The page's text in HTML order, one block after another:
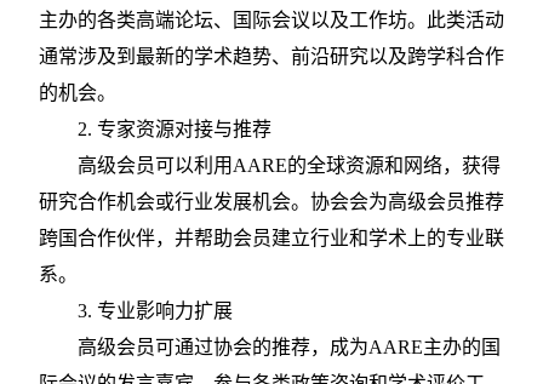
主办的各类高端论坛、国际会议以及工作坊。此类活动
通常涉及到最新的学术趋势、前沿研究以及跨学科合作
的机会。
2. 专家资源对接与推荐
高级会员可以利用 AARE的全球资源和网络，获得
研究合作机会或行业发展机会。协会会为高级会员推荐
跨国合作伙伴，并帮助会员建立行业和学术上的专业联
系。
3. 专业影响力扩展
高级会员可通过协会的推荐，成为AARE主办的国